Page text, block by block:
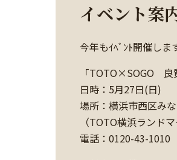
イベント案
今年もｲﾍﾞﾝﾄ開催しま
「TOTO×SOGO 良
日時：5月27日(日)
場所：横浜市西区み
（TOTO横浜ランド
電話：0120-43-1010